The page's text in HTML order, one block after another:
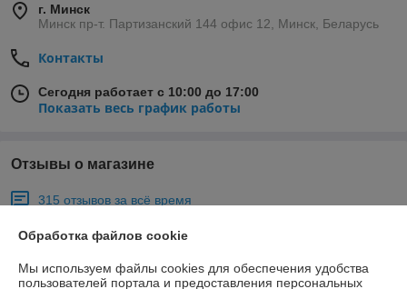
г. Минск
Минск пр-т. Партизанский 144 офис 12, Минск, Беларусь
Контакты
Сегодня работает с 10:00 до 17:00
Показать весь график работы
Отзывы о магазине
315 отзывов за всё время
Покупатель
Отлично
Обработка файлов cookie
Мы используем файлы cookies для обеспечения удобства
пользователей портала и предоставления персональных